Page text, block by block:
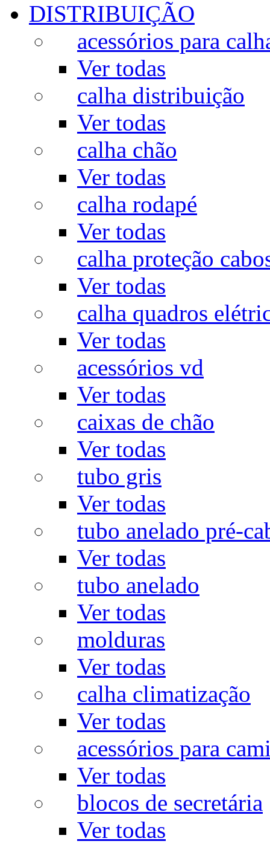
DISTRIBUIÇÃO
acessórios para
Ver todas
calha distribuição
Ver todas
calha chão
Ver todas
calha rodapé
Ver todas
calha proteção
Ver todas
calha quadros
Ver todas
acessórios vd
Ver todas
caixas de chão
Ver todas
tubo gris
Ver todas
tubo anelado pré-
Ver todas
tubo anelado
Ver todas
molduras
Ver todas
calha climatização
Ver todas
acessórios para
Ver todas
blocos de secretária
Ver todas